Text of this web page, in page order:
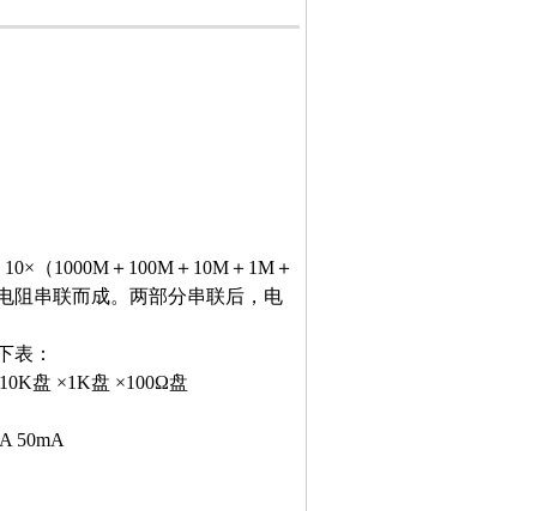
（1000M＋100M＋10M＋1M＋
阻串联而成。两部分串联后，电
表：
盘 ×1K盘 ×100Ω盘
50mA